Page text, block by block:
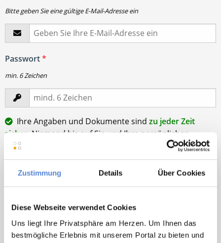
Zustimmung Details Über Cookies
Diese Webseite verwendet Cookies
Uns liegt Ihre Privatsphäre am Herzen. Um Ihnen das
bestmögliche Erlebnis mit unserem Portal zu bieten und
Bitte geben Sie eine gültige E-Mail-Adresse ein
Passwort*
min. 6 Zeichen
Ihre Angaben und Dokumente sind zu jeder Zeit
sicher . Niemand bis auf Sie und Ihre persönlichen
Betreuer haben Zugriff auf Ihre Daten.
Erst nach Ihrer Freigabezu einem konkreten
Stellenangebot leiten wir Ihre Daten an die von Ihnen
Mit Klick auf
„Stellenanfrage absenden“
sowie den Datenschutzbestimmungen der Deutscher
Hausarzt Service, Talentzeit GmbH, 33611 Bielefeld. zu.